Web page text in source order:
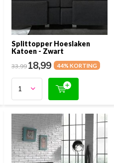
Splittopper Hoeslaken
Katoen - Zwart
33,9918,99 44% KORTING